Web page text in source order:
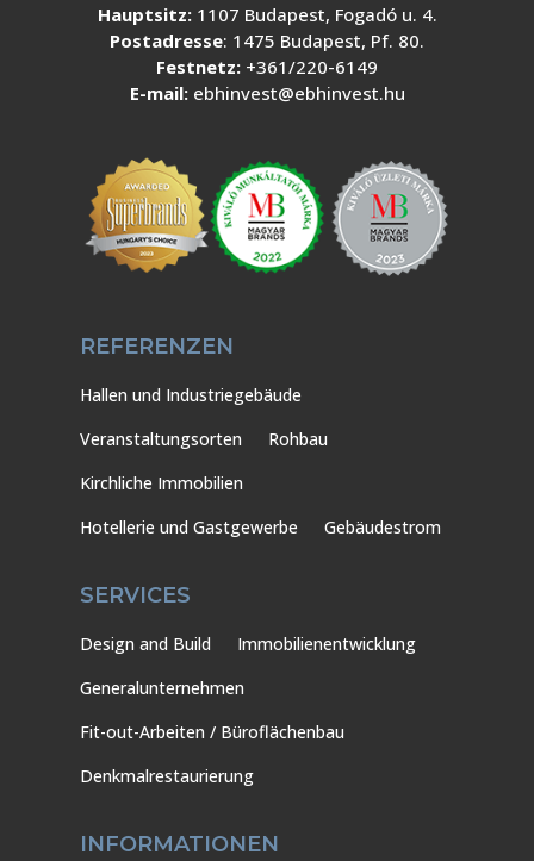
Hauptsitz:1107 Budapest, Fogadó u. 4.
Postadresse: 1475 Budapest, Pf. 80.
Festnetz: +361/220-6149
E-mail: ebhinvest@ebhinvest.hu
REFERENZEN
Hallen und Industriegebäude
Veranstaltungsorten
Rohbau
Kirchliche Immobilien
Hotellerie und Gastgewerbe
Gebäudestrom
SERVICES
Design and Build
Immobilienentwicklung
Generalunternehmen
Fit-out-Arbeiten / Büroflächenbau
Denkmalrestaurierung
INFORMATIONEN